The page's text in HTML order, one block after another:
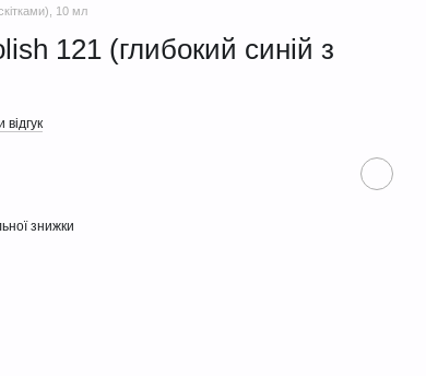
10 мл
121 (глибокий синій з
знижки